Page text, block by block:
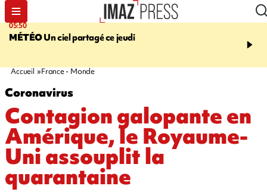
05:50
MÉTÉOUn ciel partagé ce jeudi
08:13
La
Accueil France - Monde
Coronavirus
Contagion galopante en
Amérique, le Royaume-
Uni assouplit la
quarantaine